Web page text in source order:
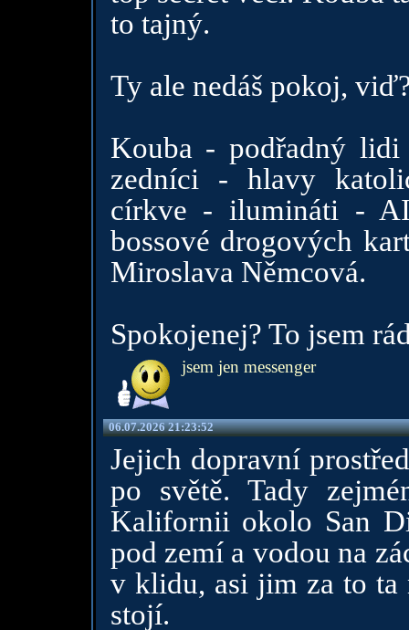
to tajný.
Ty ale nedáš pokoj,
Kouba - podřadný
zedníci - hlavy
církve - ilumináti -
bossové drogových
Miroslava Němcová.
Spokojenej? To jsem
jsem jen messenger
06.07.2026 21:23:52
Jejich dopravní
po světě. Tady
Kalifornii okolo San
pod zemí a vodou na
v klidu, asi jim za to ta
stojí.